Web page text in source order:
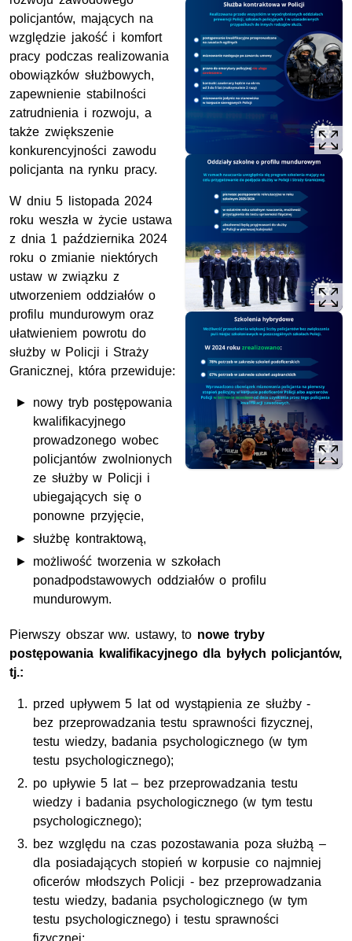
policjantów, mających na
względzie jakość i komfort
pracy podczas realizowania
obowiązków służbowych,
zapewnienie stabilności
zatrudnienia i rozwoju, a
także zwiększenie
konkurencyjności zawodu
policjanta na rynku pracy.
W dniu 5 listopada 2024
roku weszła w życie ustawa
z dnia 1 października 2024
roku o zmianie niektórych
ustaw w związku z
utworzeniem oddziałów o
profilu mundurowym oraz
ułatwieniem powrotu do
służby w Policji i Straży
Granicznej, która przewiduje:
nowy tryb postępowania
kwalifikacyjnego
prowadzonego wobec
policjantów zwolnionych
ze służby w Policji i
ubiegających się o
ponowne przyjęcie,
służbę kontraktową,
możliwość tworzenia w szkołach
ponadpodstawowych oddziałów o profilu
mundurowym.
Pierwszy obszarww. ustawy, to nowe tryby
postępowania kwalifikacyjnego dla byłych policjantów,
tj.:
przed upływem 5 lat od wystąpienia ze służby -
bez przeprowadzania testu sprawności fizycznej,
testu wiedzy, badania psychologicznego (w tym
testu psychologicznego);
po upływie 5 lat – bez przeprowadzania testu
wiedzy i badania psychologicznego (w tym testu
psychologicznego);
bez względu na czas pozostawania poza służbą –
dla posiadających stopień w korpusie co najmniej
oficerów młodszych Policji - bez przeprowadzania
testu wiedzy, badania psychologicznego (w tym
testu psychologicznego) i testu sprawności